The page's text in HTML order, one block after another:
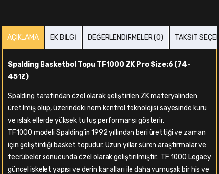
AÇIKLAMA EK BILGI DEĞERLENDIRMELER (0) TAKSIT
Spalding Basketbol Topu TF1000 ZK Pro Size:6 (74-
451Z)
Spalding tarafından özel olarak geliştirilen ZK materyalinden
üretilmiş olup, üzerindeki nem kontrol teknolojisi sayesinde kuru
ve ıslak ellerde yüksek tutuş performansı gösterir.
TF1000 modeli Spalding’in 1992 yıllından beri ürettiği ve zaman
için geliştirdiği basket topudur. Uzun yıllar süren araştırmalar ve
tecrübeler sonucunda özel olarak geliştirilmiştir. TF 1000 Legacy
güncel iskelet yapısı ve derin kanalları ile daha yumuşak bir his ve